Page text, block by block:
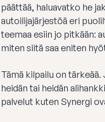
päättää, haluavatko he
autoilijajärjestöä eri
teemaa esiin jo pitkään:
miten siitä saa eniten
Tämä kilpailu on
heidän tai heidän
palvelut kuten Synergi